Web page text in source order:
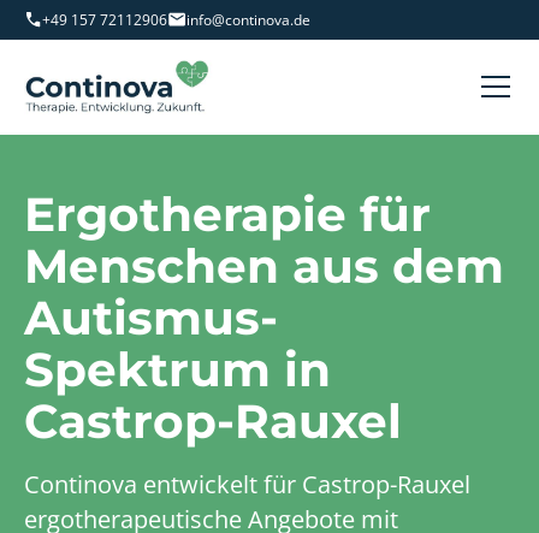
+49 157 72112906 info@continova.de
Ergotherapie für
Menschen aus dem
Autismus-
Spektrum in
Castrop-Rauxel
Continova entwickelt für Castrop-Rauxel
ergotherapeutische Angebote mit